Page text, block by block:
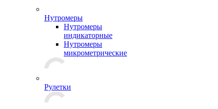
Нутромеры
Нутромеры
индикаторные
Нутромеры
микрометрические
Рулетки